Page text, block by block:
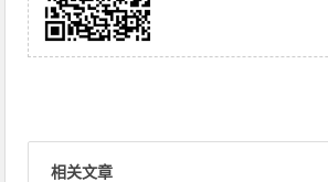
相关文章